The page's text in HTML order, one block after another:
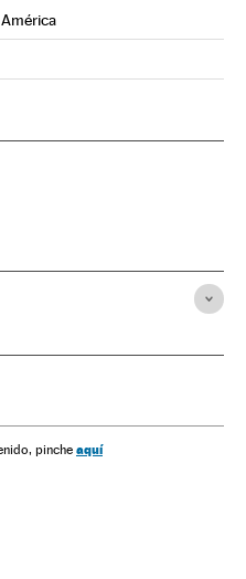
Instagram
en Facebook
políticos
pinche aquí